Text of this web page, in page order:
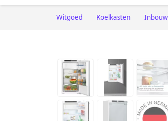
Witgoed Koelkasten